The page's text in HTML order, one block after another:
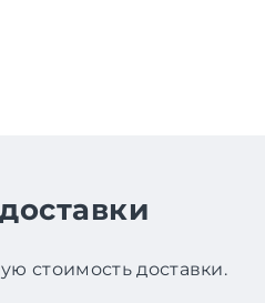
стоимость доставки.